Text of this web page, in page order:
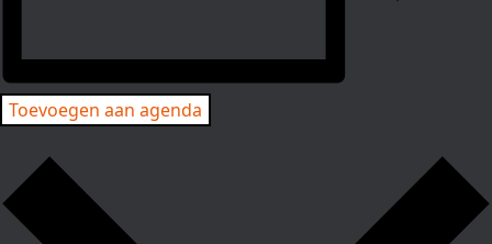
Toevoegen aan agenda